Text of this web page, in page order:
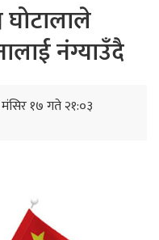
घोटालाले
नंग्याउँदै
१७ गते २१:०३